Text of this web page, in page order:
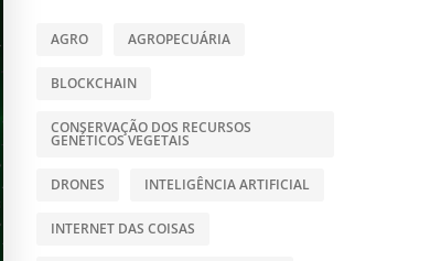
AGRO AGROPECUÁRIA
BLOCKCHAIN
CONSERVAÇÃO DOS RECURSOS
GENÉTICOS VEGETAIS
DRONES INTELIGÊNCIA ARTIFICIAL
INTERNET DAS COISAS